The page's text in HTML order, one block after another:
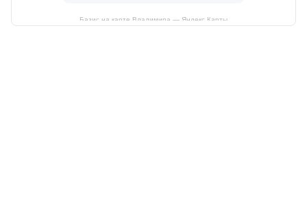
Базис на карте Владимира — Яндекс Карты